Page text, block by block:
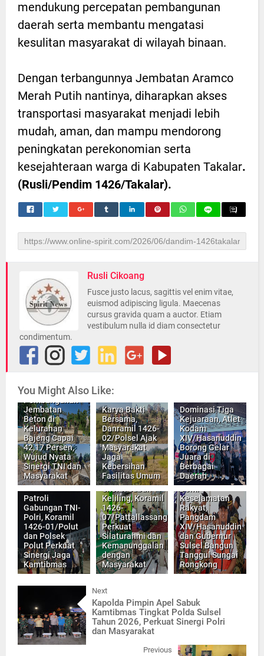
mendukung percepatan pembangunan
daerah serta membantu mengatasi
kesulitan masyarakat di wilayah binaan.
Dengan terbangunnya Jembatan Aramco
Merah Putih nantinya, diharapkan akses
transportasi masyarakat menjadi lebih
mudah, aman, dan mampu mendorong
peningkatan perekonomian serta
kesejahteraan warga di Kabupaten Takalar.
(Rusli/Pendim 1426/Takalar).
Rusli Cikoang
Fusce justo lacus, sagittis vel enim vitae,
euismod adipiscing ligula. Maecenas
cursus gravida quam a auctor. Etiam
vestibulum nulla id diam consectetur
condimentum.
You Might Also Like:
Jembatan
Beton di
Kelurahan
Bajeng Capai
42,17 Persen,
Wujud Nyata
Sinergi TNI dan
Masyarakat
Karya Bakti
Bersama,
Danramil 1426-
02/Polsel Ajak
Masyarakat
Jaga
Kebersihan
Fasilitas Umum
Dominasi Tiga
Kejuaraan, Atlet
Kodam
XIV/Hasanuddin
Borong Gelar
Juara di
Berbagai
Daerah
Patroli
Gabungan TNI-
Polri, Koramil
1426-01/Polut
dan Polsek
Polut Perkuat
Sinergi Jaga
Kamtibmas
Keliling, Koramil
1426-
07/Pattallassang
Perkuat
Silaturahmi dan
Kemanunggalan
dengan
Masyarakat
Keselamatan
Rakyat,
Pangdam
XIV/Hasanuddin
dan Gubernur
Sulsel Bangun
Tanggul Sungai
Rongkong
Next
Kapolda Pimpin Apel Sabuk
Kamtibmas Tingkat Polda Sulsel
Tahun 2026, Perkuat Sinergi Polri
dan Masyarakat
Previous